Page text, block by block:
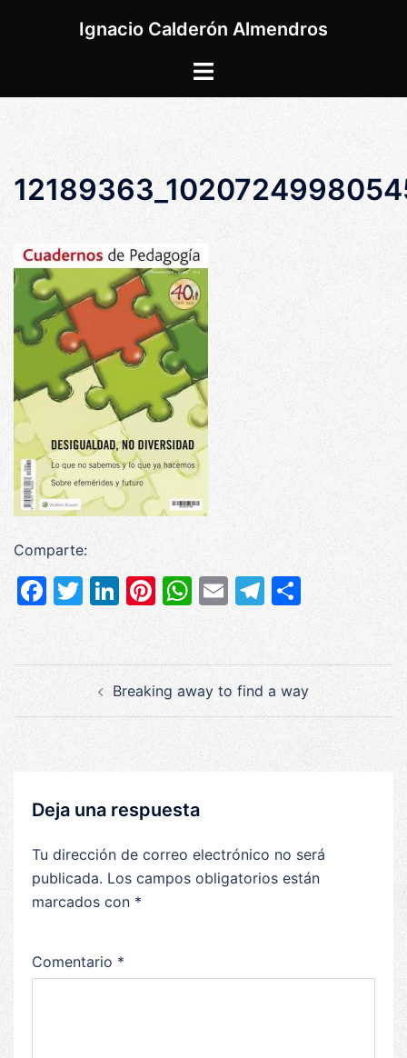
Ignacio Calderón Almendros
Alternar
Comparte:
Facebook
Twitter
LinkedIn
Pinterest
WhatsApp
EmailTelegram
Breaking away to find a way
Deja una respuesta
Tu dirección de correo electrónico no será
publicada. Los campos obligatorios están
marcados con *
Comentario *